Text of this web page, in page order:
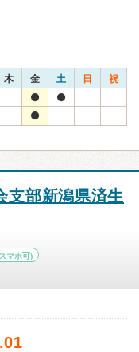
木 金 土 日 祝
支部新潟県済生
マホ可)